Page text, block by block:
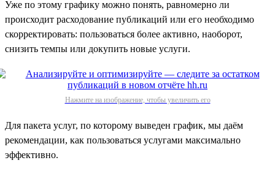
Уже по этому графику можно понять, равномерно ли
происходит расходование публикаций или его необходимо
скорректировать: пользоваться более активно, наоборот,
снизить темпы или докупить новые услуги.
Нажмите на изображение, чтобы увеличить его
Для пакета услуг, по которому выведен график, мы даём
рекомендации, как пользоваться услугами максимально
эффективно.